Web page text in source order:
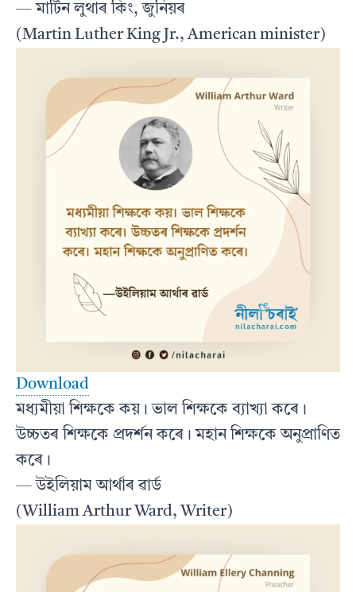
— মাৰ্টিন লুথাৰ কিং, জুনিয়ৰ
(Martin Luther King Jr., American minister)
Download
মধ্যমীয়া শিক্ষকে কয়। ভাল শিক্ষকে ব্যাখ্যা কৰে।
উচ্চতৰ শিক্ষকে প্ৰদৰ্শন কৰে। মহান শিক্ষকে অনুপ্ৰাণিত
কৰে।
— উইলিয়াম আৰ্থাৰ ৱাৰ্ড
(William Arthur Ward, Writer)